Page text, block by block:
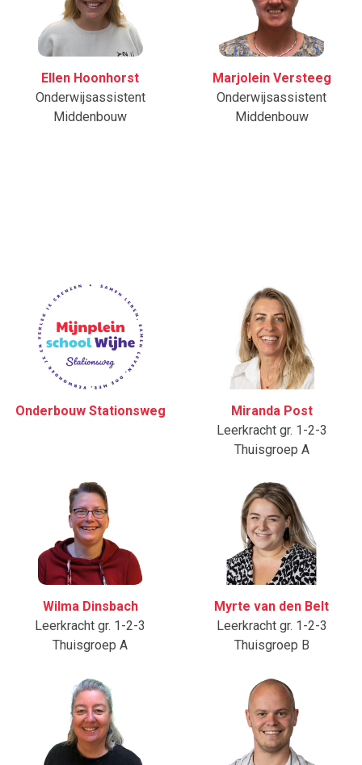
Ellen Hoonhorst
Onderwijsassistent
Middenbouw
Marjolein Versteeg
Onderwijsassistent
Middenbouw
Onderbouw Stationsweg
Miranda Post
Leerkracht gr. 1-2-3
Thuisgroep A
Wilma Dinsbach
Leerkracht gr. 1-2-3
Thuisgroep A
Myrte van den Belt
Leerkracht gr. 1-2-3
Thuisgroep B